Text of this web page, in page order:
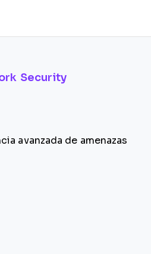
Security
avanzada de amenazas